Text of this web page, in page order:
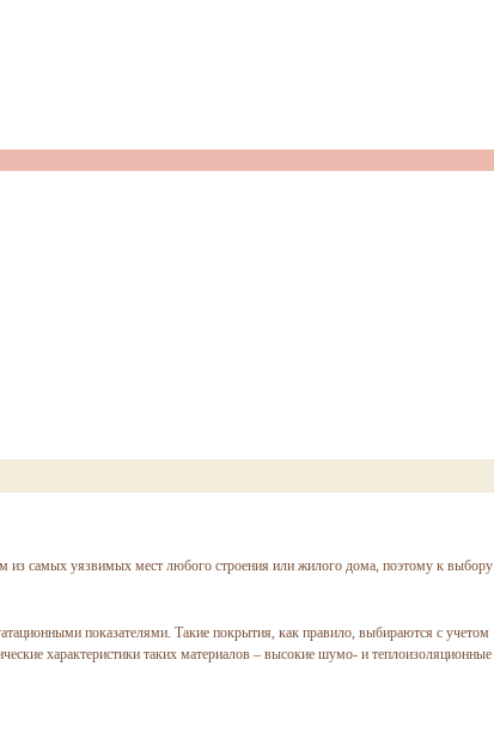
из самых уязвимых мест любого строения или жилого дома, поэтому к выбору
показателями. Такие покрытия, как правило, выбираются с учетом
характеристики таких материалов – высокие шумо- и теплоизоляционные